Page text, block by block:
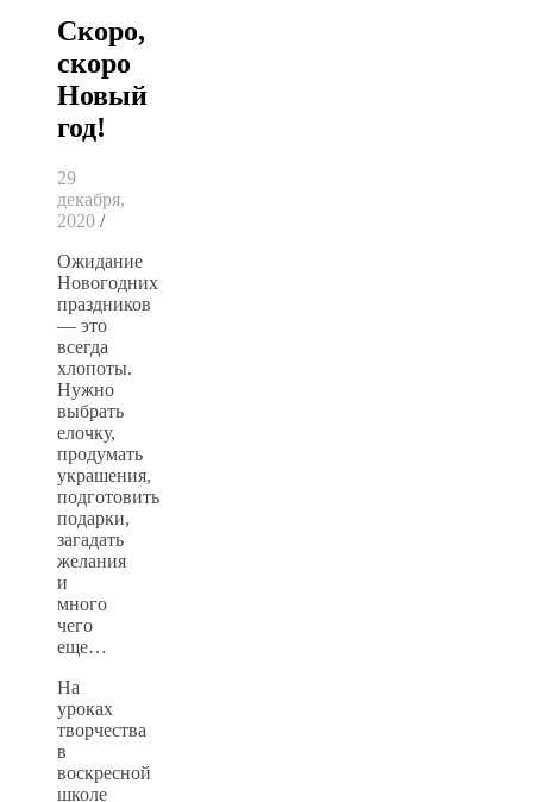
Скоро,
скоро
Новый
год!
29
декабря,
2020 /
Ожидание
Новогодних
праздников
— это
всегда
хлопоты.
Нужно
выбрать
елочку,
продумать
украшения,
подготовить
подарки,
загадать
желания
и
много
чего
еще…
На
уроках
творчества
в
воскресной
школе